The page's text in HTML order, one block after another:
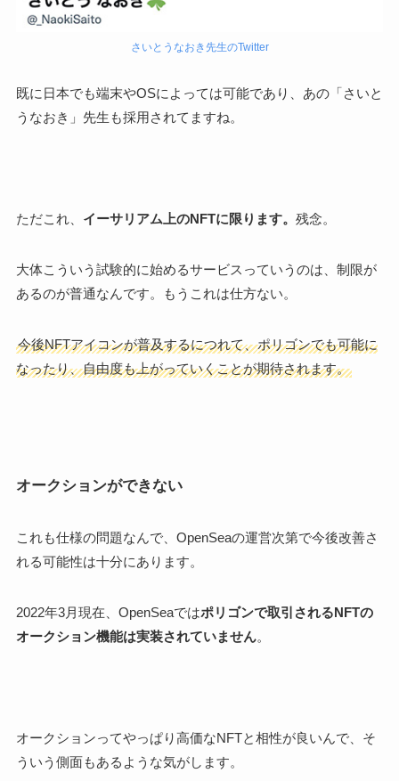
さいとうなおき先生のTwitter
既に日本でも端末やOSによっては可能であり、あの「さいと
うなおき」先生も採用されてますね。
ただこれ、 イーサリアム上のNFTに限ります。 残念。
大体こういう試験的に始めるサービスっていうのは、制限が
あるのが普通なんです。もうこれは仕方ない。
今後NFTアイコンが普及するにつれて、ポリゴンでも可能に
なったり、自由度も上がっていくことが期待されます。
オークションができない
これも仕様の問題なんで、OpenSeaの運営次第で今後改善さ
れる可能性は十分にあります。
2022年3月現在、OpenSeaではポリゴンで取引されるNFTの
オークション機能は実装されていません。
オークションってやっぱり高価なNFTと相性が良いんで、そ
ういう側面もあるような気がします。